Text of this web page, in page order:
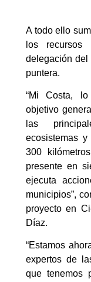
A todo ello
los
delegación del
puntera.
“Mi Costa,
objetivo
las
ecosistemas
300
presente en
ejecuta
municipios”,
proyecto en
Díaz.
“Estamos
expertos de
que tenemos